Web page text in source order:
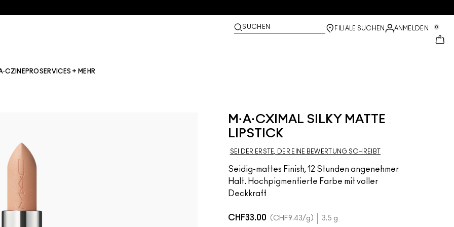
SUCHEN FILIALE SUCHEN ANMELDEN 0
PROSERVICES + MEHR
M·A·CXIMAL SILKY MATTE
LIPSTICK
SEI DER ERSTE, DER EINE BEWERTUNG SCHREIBT
Seidig-mattes Finish, 12 Stunden angenehmer
Halt. Hochpigmentierte Farbe mit voller
Deckkraft
CHF33.00 CHF9.43/g 3.5 g